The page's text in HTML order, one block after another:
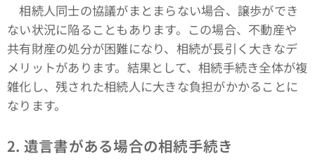
相続人同士の協議がまとまらない場合、譲歩ができ
ない状況に陥ることもあります。この場合、不動産や
共有財産の処分が困難になり、相続が長引く大きなデ
メリットがあります。結果として、相続手続き全体が複
雑化し、残された相続人に大きな負担がかかることに
なります。
2. 遺言書がある場合の相続手続き